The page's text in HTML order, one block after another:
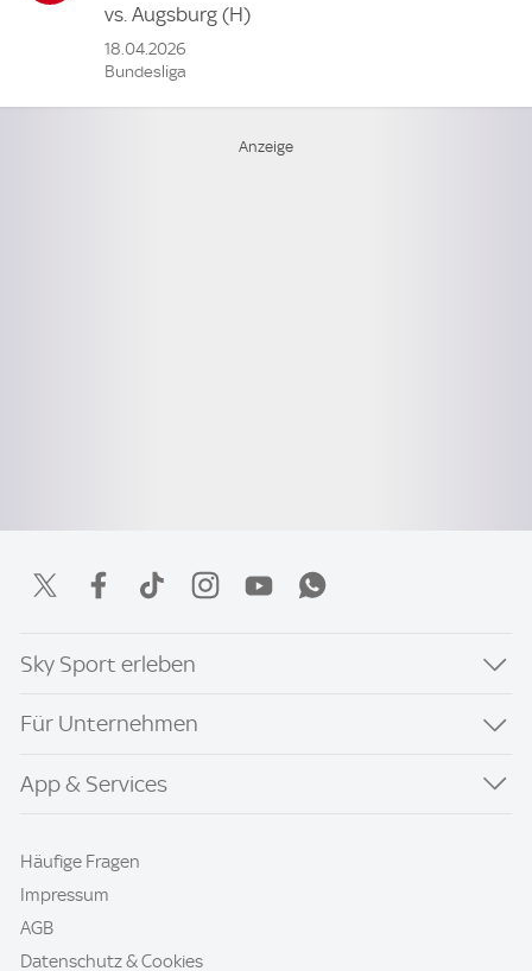
vs. Augsburg (H)
18.04.2026
Bundesliga
Sky Sport erleben
Für Unternehmen
App & Services
Häufige Fragen
Impressum
AGB
Datenschutz & Cookies